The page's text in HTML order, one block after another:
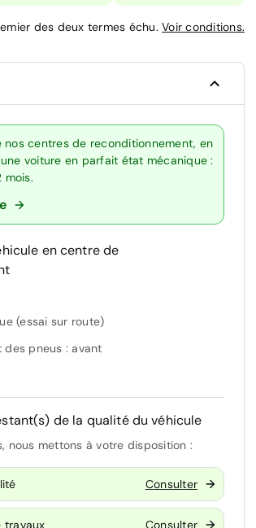
des deux termes échu. Voir conditions.
centres de reconditionnement, en
voiture en parfait état mécanique :
mois.
en centre de
(essai sur route)
des pneus : avant
de la qualité du véhicule
nous mettons à votre disposition :
Consulter
travaux Consulter